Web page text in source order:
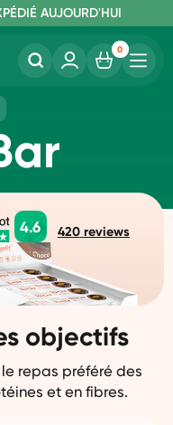
AUJOURD'HUI
DE 60€
0
4.6 420 reviews
objectifs
repas préféré des
et en fibres.